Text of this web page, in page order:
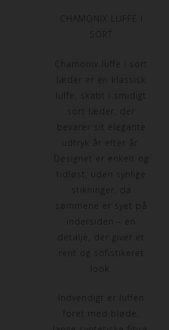
CHAMONIX LUFFE I
SORT
Chamonix luffe i sort
læder er en klassisk
luffe, skabt i smidigt
sort læder, der
bevarer sit elegante
udtryk år efter år.
Designet er enkelt og
tidløst, uden synlige
stikninger, da
sømmene er syet på
indersiden – en
detalje, der giver et
rent og sofistikeret
look.
Indvendigt er luffen
foret med bløde,